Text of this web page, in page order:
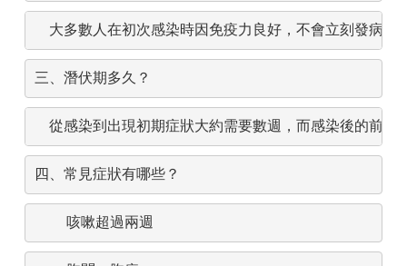
大多數人在初次感染時因免疫力良好，不會立刻發病
三、潛伏期多久？
從感染到出現初期症狀大約需要數週，而感染後的前 6
四、常見症狀有哪些？
咳嗽超過兩週